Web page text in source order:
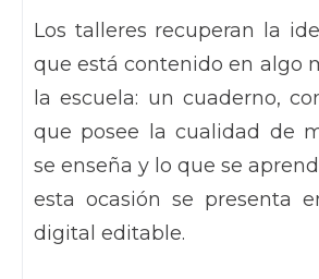
Los talleres recuperan la
que está contenido en algo
la escuela: un cuaderno,
que posee la cualidad de
se enseña y lo que se
esta ocasión se presenta
digital editable.